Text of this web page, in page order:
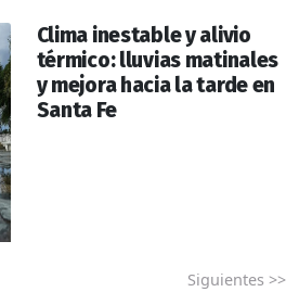
Clima inestable y alivio
térmico: lluvias matinales
y mejora hacia la tarde en
Santa Fe
Siguientes >>